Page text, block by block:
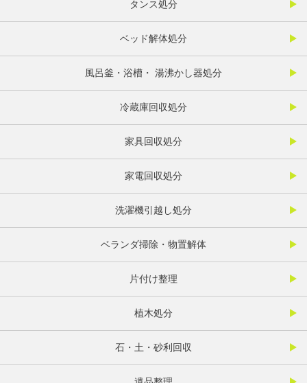
タンス処分
ベッド解体処分
風呂釜・浴槽・ 湯沸かし器処分
冷蔵庫回収処分
家具回収処分
家電回収処分
洗濯機引越し処分
ベランダ掃除・物置解体
片付け整理
植木処分
石・土・砂利回収